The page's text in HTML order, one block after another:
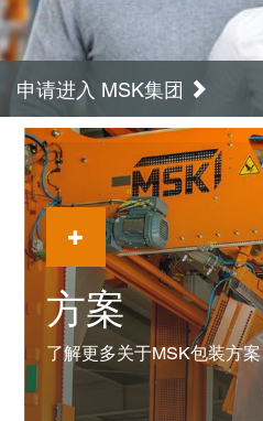
申请进入 MSK集团
方案
了解更多关于MSK包装方案